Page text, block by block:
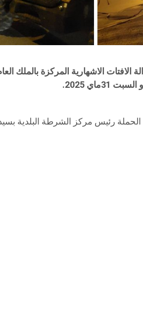
الافتات الاشهارية المركزة بالملك
الحملة رئيس مركز الشرطة البلدية